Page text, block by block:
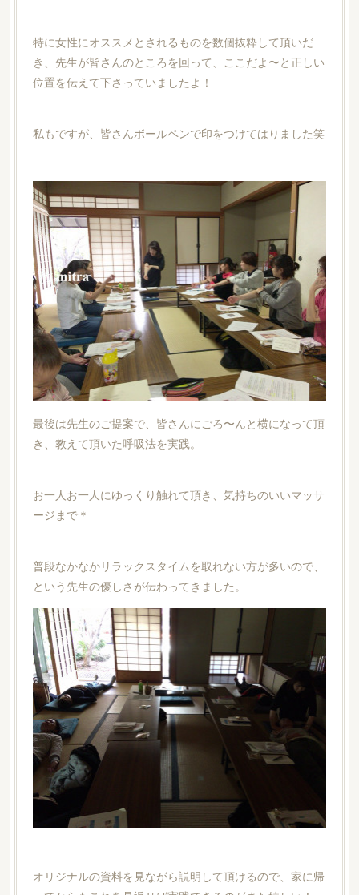
特に女性にオススメとされるものを数個抜粋して頂いだ
き、先生が皆さんのところを回って、ここだよ〜と正しい
位置を伝えて下さっていましたよ！
私もですが、皆さんボールペンで印をつけてはりました笑
最後は先生のご提案で、皆さんにごろ〜んと横になって頂
き、教えて頂いた呼吸法を実践。
お一人お一人にゆっくり触れて頂き、気持ちのいいマッサ
ージまで＊
普段なかなかリラックスタイムを取れない方が多いので、
という先生の優しさが伝わってきました。
オリジナルの資料を見ながら説明して頂けるので、家に帰